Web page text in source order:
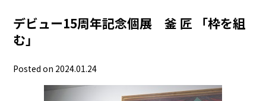
デビュー15周年記念個展 釜 匠 「枠を組
む」
Posted on 2024.01.24
開